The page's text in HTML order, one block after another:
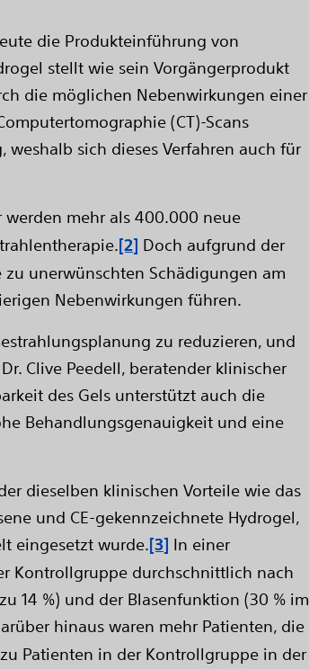
die Produkteinführung von
stellt wie sein Vorgängerprodukt
die möglichen Nebenwirkungen einer
(CT)-Scans
sich dieses Verfahren auch für
werden mehr als 400.000 neue
[2] Doch aufgrund der
unerwünschten Schädigungen am
Nebenwirkungen führen.
zu reduzieren, und
Clive Peedell, beratender klinischer
des Gels unterstützt auch die
Behandlungsgenauigkeit und eine
dieselben klinischen Vorteile wie das
und CE-gekennzeichnete Hydrogel,
eingesetzt wurde.[3] In einer
Kontrollgruppe durchschnittlich nach
14 %) und der Blasenfunktion (30 % im
hinaus waren mehr Patienten, die
Patienten in der Kontrollgruppe in der